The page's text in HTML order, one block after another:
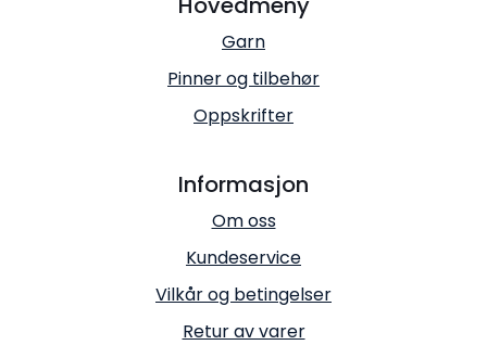
Garn
Pinner og tilbehør
Oppskrifter
Informasjon
Om oss
Kundeservice
Vilkår og betingelser
Retur av varer